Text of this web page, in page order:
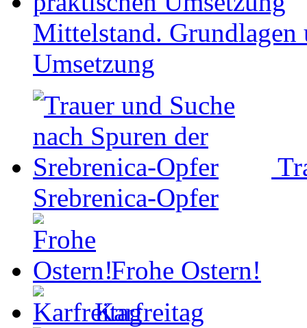
Mittelstand. Grundlagen
Umsetzung
Srebrenica-Opfer
Frohe Ostern!
Karfreitag